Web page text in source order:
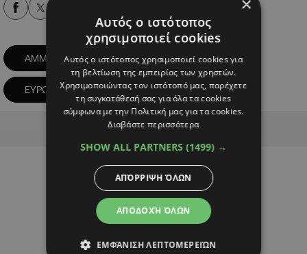
ΑΜΜΟΧΩΣΤΟΣ ΒΑΡΩΣΙΑ
ΕΥΡΩΚΟΙΝΟΒΟΥΛΙΟ ΝΤΟΚΙΜΑΝΤΕΡ
Advertisement
Αυτός ο ιστότοπος
χρησιμοποιεί cookies
Αυτός ο ιστότοπος χρησιμοποιεί cookies για
τη βελτίωση της εμπειρίας των χρηστών.
Χρησιμοποιώντας τον ιστότοπό μας, παρέχετε
τη συγκατάθεσή σας για όλα τα cookies
σύμφωνα με την Πολιτική μας για τα cookies.
Διαβάστε περισσότερα
SHOW ALL PARTNERS (1499) →
ΑΠΟΔΟΧΉ ΌΛΩΝ
ΑΠΌΡΡΙΨΗ ΌΛΩΝ
ΕΜΦΆΝΙΣΗ ΛΕΠΤΟΜΕΡΕΙΏΝ